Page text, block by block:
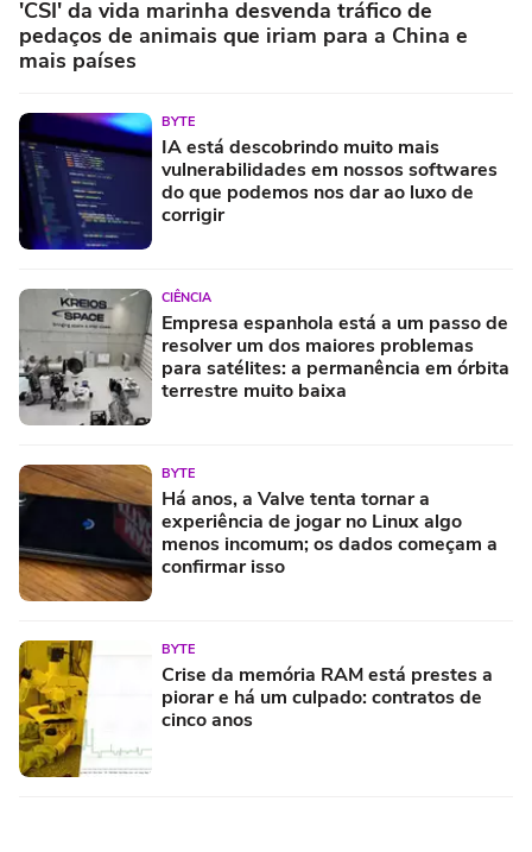
'CSI' da vida marinha desvenda tráfico de
pedaços de animais que iriam para a China e
mais países
BYTE
IA está descobrindo muito mais
vulnerabilidades em nossos softwares
do que podemos nos dar ao luxo de
corrigir
CIÊNCIA
Empresa espanhola está a um passo de
resolver um dos maiores problemas
para satélites: a permanência em órbita
terrestre muito baixa
BYTE
Há anos, a Valve tenta tornar a
experiência de jogar no Linux algo
menos incomum; os dados começam a
confirmar isso
BYTE
Crise da memória RAM está prestes a
piorar e há um culpado: contratos de
cinco anos